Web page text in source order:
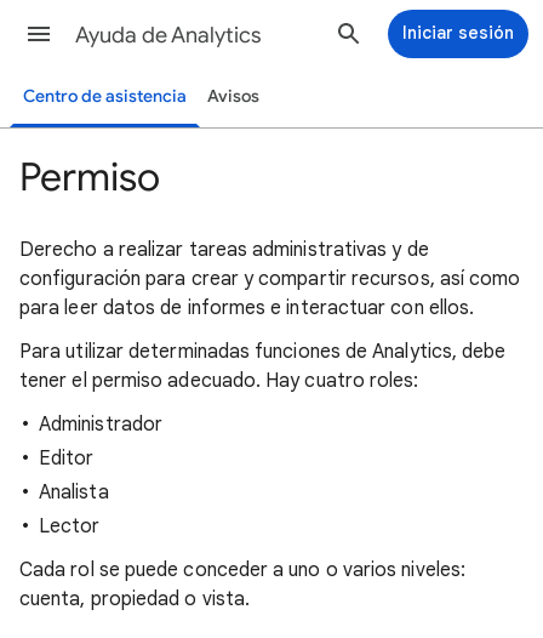
Ayuda de Analytics Iniciar sesión
Centro de asistencia Avisos
Permiso
Derecho a realizar tareas administrativas y de
configuración para crear y compartir recursos, así como
para leer datos de informes e interactuar con ellos.
Para utilizar determinadas funciones de Analytics, debe
tener el permiso adecuado. Hay cuatro roles:
Administrador
Editor
Analista
Lector
Cada rol se puede conceder a uno o varios niveles:
cuenta, propiedad o vista.